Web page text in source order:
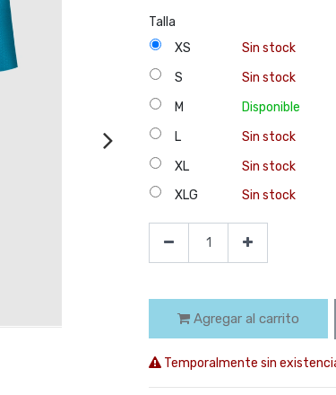
Talla
XS
Sin stock
S
Sin stock
M
Disponible
L
Sin stock
XL
Sin stock
XLG
Sin stock
Agregar al carrito
Temporalmente sin